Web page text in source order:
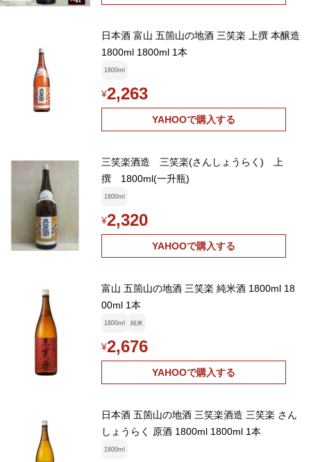
日本酒 富山 五箇山の地酒 三笑楽 上撰 本醸造
1800ml 1800ml 1本
1800ml
¥2,263
YAHOOで購入する
三笑楽酒造 三笑楽(さんしょうらく) 上
撰 1800ml(一升瓶)
1800ml
¥2,320
YAHOOで購入する
富山 五箇山の地酒 三笑楽 純米酒 1800ml 18
00ml 1本
1800ml 純米
¥2,676
YAHOOで購入する
日本酒 五箇山の地酒 三笑楽酒造 三笑楽 さん
しょうらく 原酒 1800ml 1800ml 1本
1800ml